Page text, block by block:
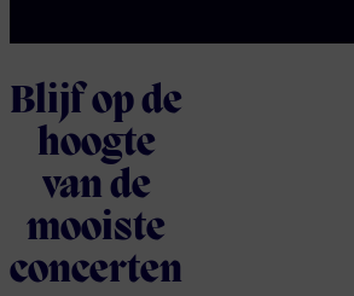
Blijf op de
hoogte
van de
mooiste
concerten